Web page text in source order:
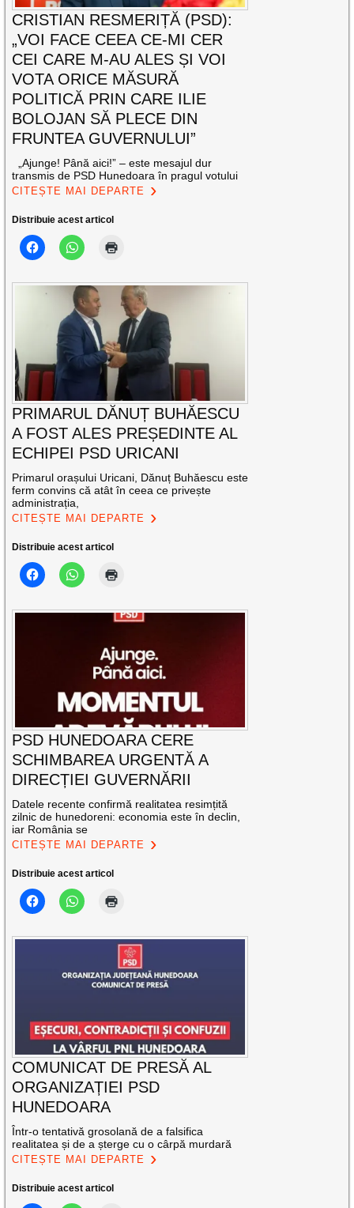
CRISTIAN RESMERIȚĂ (PSD):
„VOI FACE CEEA CE-MI CER
CEI CARE M-AU ALES ȘI VOI
VOTA ORICE MĂSURĂ
POLITICĂ PRIN CARE ILIE
BOLOJAN SĂ PLECE DIN
FRUNTEA GUVERNULUI”
„Ajunge! Până aici!” – este mesajul dur
transmis de PSD Hunedoara în pragul votului
CITEȘTE MAI DEPARTE
Distribuie acest articol
PRIMARUL DĂNUȚ BUHĂESCU
A FOST ALES PREȘEDINTE AL
ECHIPEI PSD URICANI
Primarul orașului Uricani, Dănuț Buhăescu este
ferm convins că atât în ceea ce privește
administrația,
CITEȘTE MAI DEPARTE
Distribuie acest articol
PSD HUNEDOARA CERE
SCHIMBAREA URGENTĂ A
DIRECȚIEI GUVERNĂRII
Datele recente confirmă realitatea resimțită
zilnic de hunedoreni: economia este în declin,
iar România se
CITEȘTE MAI DEPARTE
Distribuie acest articol
COMUNICAT DE PRESĂ AL
ORGANIZAȚIEI PSD
HUNEDOARA
Într-o tentativă grosolană de a falsifica
realitatea și de a șterge cu o cârpă murdară
CITEȘTE MAI DEPARTE
Distribuie acest articol